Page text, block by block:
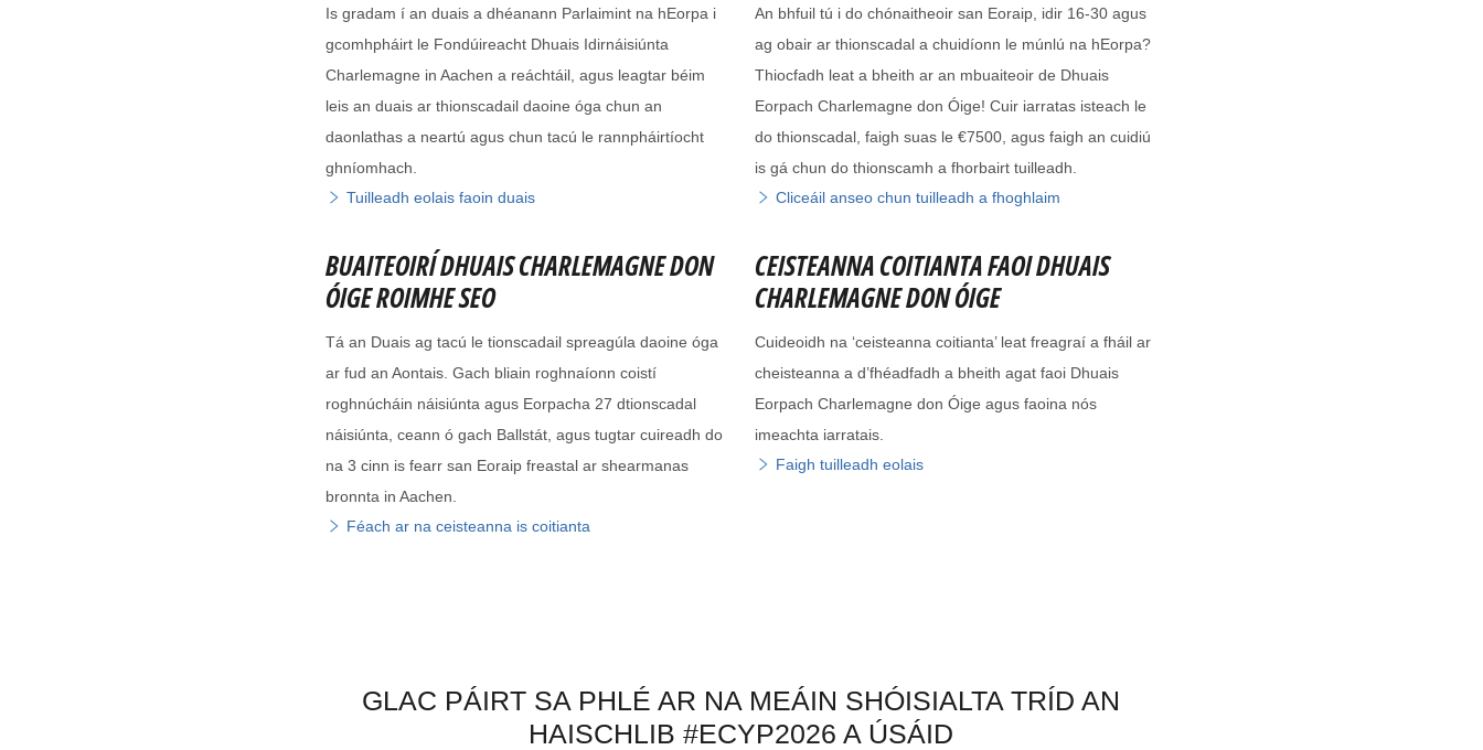
Is gradam í an duais a dhéanann Parlaimint na hEorpa i
gcomhpháirt le Fondúireacht Dhuais Idirnáisiúnta
Charlemagne in Aachen a reáchtáil, agus leagtar béim
leis an duais ar thionscadail daoine óga chun an
daonlathas a neartú agus chun tacú le rannpháirtíocht
ghníomhach.
Tuilleadh eolais faoin duais
An bhfuil tú i do chónaitheoir san Eoraip, idir 16-30 agus
ag obair ar thionscadal a chuidíonn le múnlú na hEorpa?
Thiocfadh leat a bheith ar an mbuaiteoir de Dhuais
Eorpach Charlemagne don Óige! Cuir iarratas isteach le
do thionscadal, faigh suas le €7500, agus faigh an cuidiú
is gá chun do thionscamh a fhorbairt tuilleadh.
Cliceáil anseo chun tuilleadh a fhoghlaim
BUAITEOIRÍ DHUAIS CHARLEMAGNE DON
ÓIGE ROIMHE SEO
Tá an Duais ag tacú le tionscadail spreagúla daoine óga
ar fud an Aontais. Gach bliain roghnaíonn coistí
roghnúcháin náisiúnta agus Eorpacha 27 dtionscadal
náisiúnta, ceann ó gach Ballstát, agus tugtar cuireadh do
na 3 cinn is fearr san Eoraip freastal ar shearmanas
bronnta in Aachen.
Féach ar na ceisteanna is coitianta
CEISTEANNA COITIANTA FAOI DHUAIS
CHARLEMAGNE DON ÓIGE
Cuideoidh na ‘ceisteanna coitianta’ leat freagraí a fháil ar
cheisteanna a d’fhéadfadh a bheith agat faoi Dhuais
Eorpach Charlemagne don Óige agus faoina nós
imeachta iarratais.
Faigh tuilleadh eolais
GLAC PÁIRT SA PHLÉ AR NA MEÁIN SHÓISIALTA TRÍD AN
HAISCHLIB #ECYP2026 A ÚSÁID